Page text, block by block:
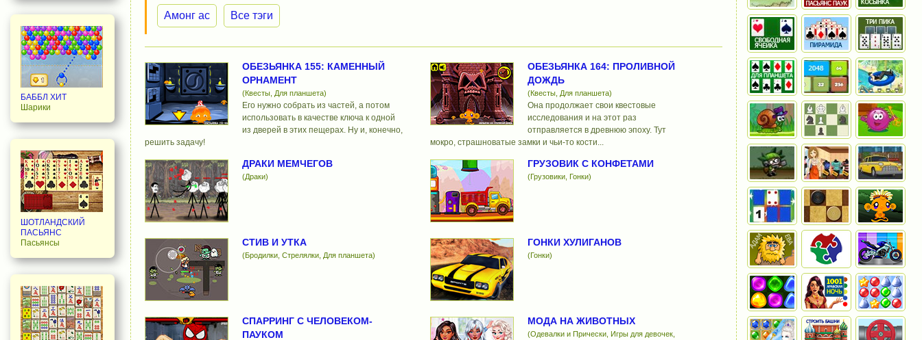
Амонг ас Все тэги
ОБЕЗЬЯНКА 155: КАМЕННЫЙ
ОРНАМЕНТ
(Квесты, Для планшета)
Его нужно собрать из частей, а потом
использовать в качестве ключа к одной
из дверей в этих пещерах. Ну и, конечно,
решить задачу!
ОБЕЗЬЯНКА 164: ПРОЛИВНОЙ
ДОЖДЬ
(Квесты, Для планшета)
Она продолжает свои квестовые
исследования и на этот раз
отправляется в древнюю эпоху. Тут
мокро, страшноватые замки и чьи-то кости...
ДРАКИ МЕМЧЕГОВ
(Драки)
ГРУЗОВИК С КОНФЕТАМИ
(Грузовики, Гонки)
СТИВ И УТКА
(Бродилки, Стрелялки, Для планшета)
ГОНКИ ХУЛИГАНОВ
(Гонки)
СПАРРИНГ С ЧЕЛОВЕКОМ-
ПАУКОМ
МОДА НА ЖИВОТНЫХ
(Одевалки и Прически, Игры для девочек,
БАББЛ ХИТ
Шарики
ШОТЛАНДСКИЙ
ПАСЬЯНС
Пасьянсы